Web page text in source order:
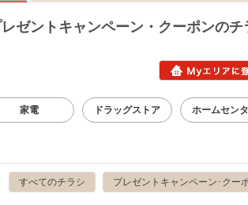
ゼントキャンペーン・クーポンのチ
家電 ドラッグストア ホームセン
プレゼントキャンペーン･クー
すべてのチラシ